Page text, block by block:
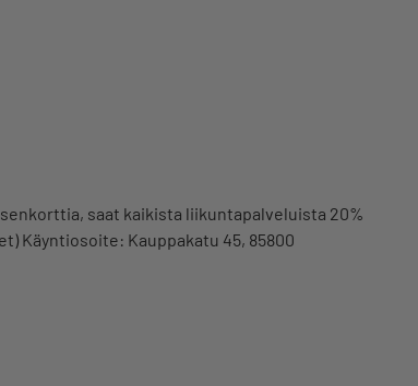
saat kaikista liikuntapalveluista 20%
Käyntiosoite: Kauppakatu 45, 85800